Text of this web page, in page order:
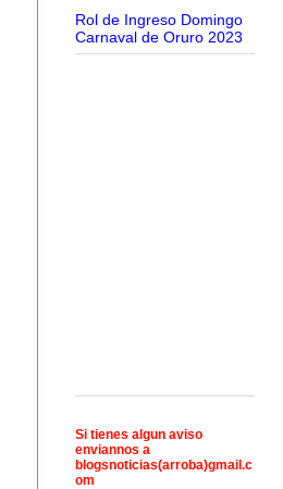
Rol de Ingreso Domingo
Carnaval de Oruro 2023
Si tienes algun aviso
enviannos a
blogsnoticias(arroba)gmail.c
om